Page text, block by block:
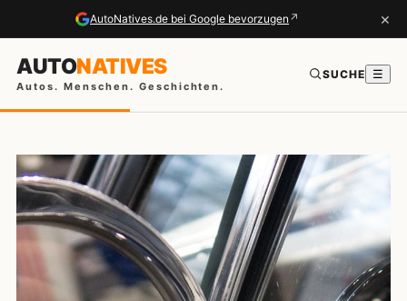
AutoNatives.de bei Google bevorzugen ↗ ×
AUTONATIVES
Autos. Menschen. Geschichten.
SUCHE ☰